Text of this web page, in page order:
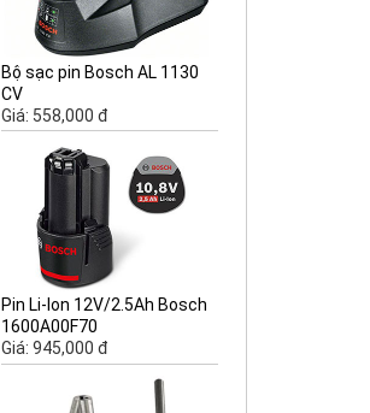
Bộ sạc pin Bosch AL 1130
CV
Giá: 558,000 đ
Pin Li-lon 12V/2.5Ah Bosch
1600A00F70
Giá: 945,000 đ